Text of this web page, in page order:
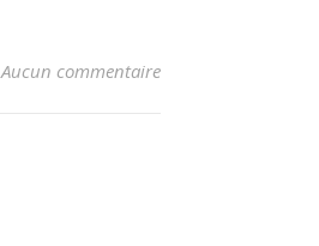
Aucun commentaire